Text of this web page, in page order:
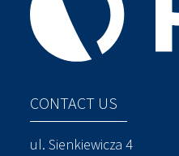
CONTACT US
ul. Sienkiewicza 4